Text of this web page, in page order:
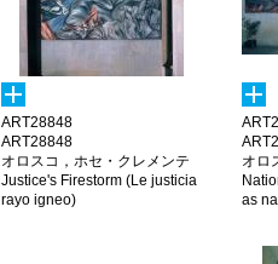
ART28848
ART28848
オロスコ，ホセ・クレメンテ
Justice's Firestorm (Le justicia
rayo igneo)
オロ
as